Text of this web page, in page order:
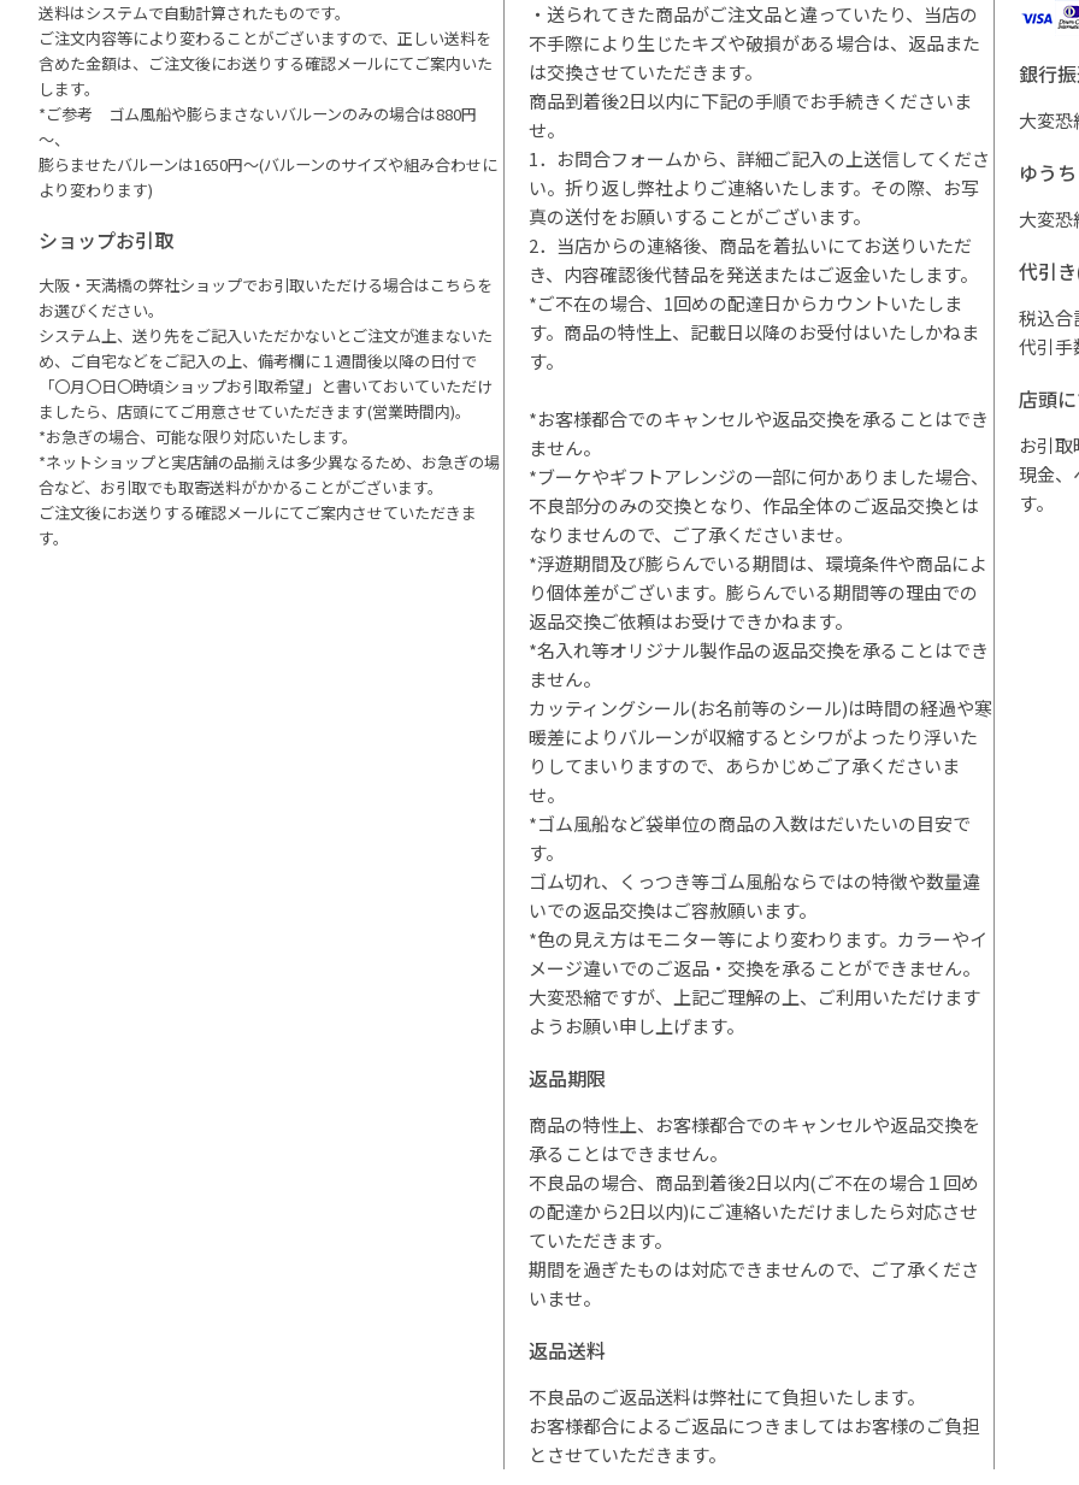
送料はシステムで自動計算されたものです。
ご注文内容等により変わることがございますので、正しい送料を
含めた金額は、ご注文後にお送りする確認メールにてご案内いた
します。
*ご参考 ゴム風船や膨らまさないバルーンのみの場合は880円
～、
膨らませたバルーンは1650円～(バルーンのサイズや組み合わせに
より変わります)
ショップお引取
大阪・天満橋の弊社ショップでお引取いただける場合はこちらを
お選びください。
システム上、送り先をご記入いただかないとご注文が進まないた
め、ご自宅などをご記入の上、備考欄に１週間後以降の日付で
「〇月〇日〇時頃ショップお引取希望」と書いておいていただけ
ましたら、店頭にてご用意させていただきます(営業時間内)。
*お急ぎの場合、可能な限り対応いたします。
*ネットショップと実店舗の品揃えは多少異なるため、お急ぎの場
合など、お引取でも取寄送料がかかることがございます。
ご注文後にお送りする確認メールにてご案内させていただきま
す。
・送られてきた商品がご注文品と違っていたり、当店の
不手際により生じたキズや破損がある場合は、返品また
は交換させていただきます。
商品到着後2日以内に下記の手順でお手続きくださいま
せ。
1．お問合フォームから、詳細ご記入の上送信してくださ
い。折り返し弊社よりご連絡いたします。その際、お写
真の送付をお願いすることがございます。
2．当店からの連絡後、商品を着払いにてお送りいただ
き、内容確認後代替品を発送またはご返金いたします。
*ご不在の場合、1回めの配達日からカウントいたしま
す。商品の特性上、記載日以降のお受付はいたしかねま
す。
*お客様都合でのキャンセルや返品交換を承ることはでき
ません。
*ブーケやギフトアレンジの一部に何かありました場合、
不良部分のみの交換となり、作品全体のご返品交換とは
なりませんので、ご了承くださいませ。
*浮遊期間及び膨らんでいる期間は、環境条件や商品によ
り個体差がございます。膨らんでいる期間等の理由での
返品交換ご依頼はお受けできかねます。
*名入れ等オリジナル製作品の返品交換を承ることはでき
ません。
カッティングシール(お名前等のシール)は時間の経過や寒
暖差によりバルーンが収縮するとシワがよったり浮いた
りしてまいりますので、あらかじめご了承くださいま
せ。
*ゴム風船など袋単位の商品の入数はだいたいの目安で
す。
ゴム切れ、くっつき等ゴム風船ならではの特徴や数量違
いでの返品交換はご容赦願います。
*色の見え方はモニター等により変わります。カラーやイ
メージ違いでのご返品・交換を承ることができません。
大変恐縮ですが、上記ご理解の上、ご利用いただけます
ようお願い申し上げます。
返品期限
商品の特性上、お客様都合でのキャンセルや返品交換を
承ることはできません。
不良品の場合、商品到着後2日以内(ご不在の場合１回め
の配達から2日以内)にご連絡いただけましたら対応させ
ていただきます。
期間を過ぎたものは対応できませんので、ご了承くださ
いませ。
返品送料
不良品のご返品送料は弊社にて負担いたします。
お客様都合によるご返品につきましてはお客様のご負担
とさせていただきます。
銀行
大変恐
ゆう
大変恐
代引
税込合
代引手
店頭
お引取
現金、
す。